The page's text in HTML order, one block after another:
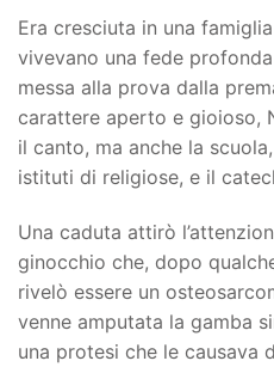
Era cresciuta in una
vivevano una fede
messa alla prova dalla
carattere aperto e gioioso,
il canto, ma anche la
istituti di religiose, e il
Una caduta attirò
ginocchio che, dopo
rivelò essere un
venne amputata la gamba
una protesi che le causava